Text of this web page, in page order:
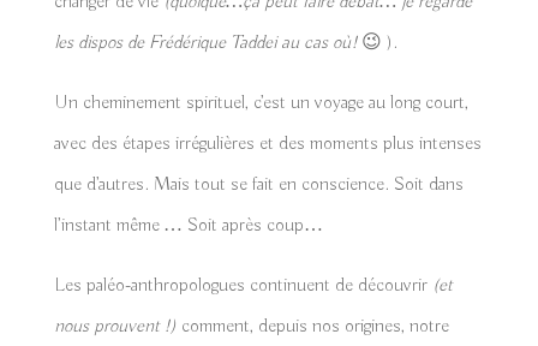
les dispos de Frédérique Taddei au cas où! 😉 ).
Un cheminement spirituel, c’est un voyage au long court,
avec des étapes irrégulières et des moments plus intenses
que d’autres. Mais tout se fait en conscience. Soit dans
l’instant même … Soit après coup…
Les paléo-anthropologues continuent de découvrir (et
nous prouvent !) comment, depuis nos origines, notre